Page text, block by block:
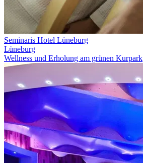
Seminaris Hotel Lüneburg
Lüneburg
Wellness und Erholung am grünen Kurpark